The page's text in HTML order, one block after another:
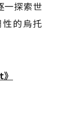
一探索世
的烏托